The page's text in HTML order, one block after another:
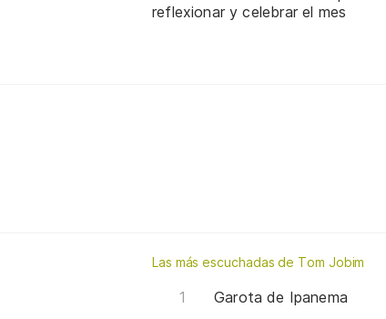
reflexionar y celebrar el mes
Las más escuchadas de Tom Jobim
Garota de Ipanema